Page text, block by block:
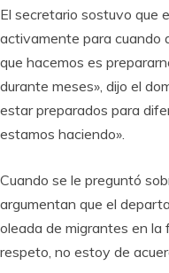
El secretario sostuvo que
activamente para cuando
que hacemos es
durante meses», dijo el
estar preparados para
estamos haciendo».
Cuando se le preguntó
argumentan que el
oleada de migrantes en la
respeto, no estoy de